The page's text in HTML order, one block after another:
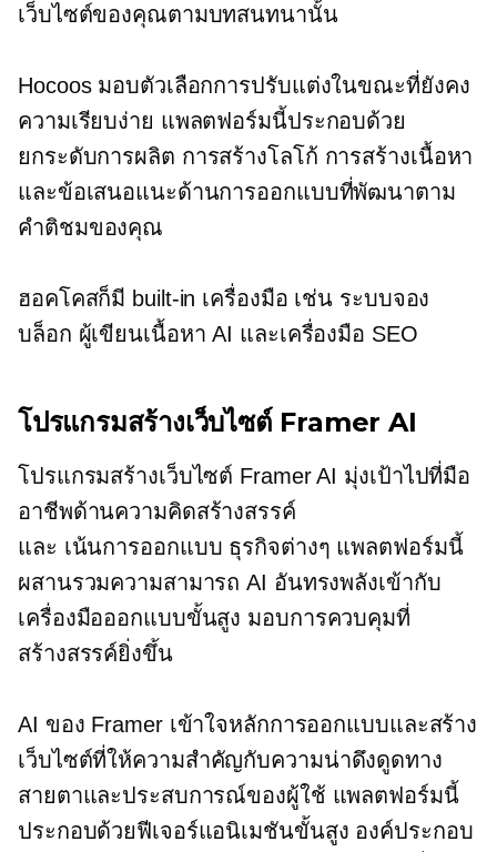
เว็บไซต์ของคุณตามบทสนทนานั้น
Hocoos มอบตัวเลือกการปรับแต่งในขณะที่ยังคง
ความเรียบง่าย แพลตฟอร์มนี้ประกอบด้วย
ยกระดับการผลิต การสร้างโลโก้ การสร้างเนื้อหา
และข้อเสนอแนะด้านการออกแบบที่พัฒนาตาม
คำติชมของคุณ
ฮอคโคสก็มี built-in เครื่องมือ เช่น ระบบจอง
บล็อก ผู้เขียนเนื้อหา AI และเครื่องมือ SEO
โปรแกรมสร้างเว็บไซต์ Framer AI
โปรแกรมสร้างเว็บไซต์ Framer AI มุ่งเป้าไปที่มือ
อาชีพด้านความคิดสร้างสรรค์
และ เน้นการออกแบบ ธุรกิจต่างๆ แพลตฟอร์มนี้
ผสานรวมความสามารถ AI อันทรงพลังเข้ากับ
เครื่องมือออกแบบขั้นสูง มอบการควบคุมที่
สร้างสรรค์ยิ่งขึ้น
AI ของ Framer เข้าใจหลักการออกแบบและสร้าง
เว็บไซต์ที่ให้ความสำคัญกับความน่าดึงดูดทาง
สายตาและประสบการณ์ของผู้ใช้ แพลตฟอร์มนี้
ประกอบด้วยฟีเจอร์แอนิเมชันขั้นสูง องค์ประกอบ